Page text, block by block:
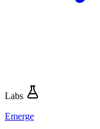
Labs
Emerge